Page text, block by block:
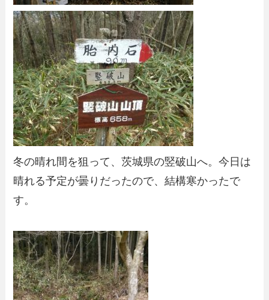
冬の晴れ間を狙って、茨城県の竪破山へ。今日は
晴れる予定が曇りだったので、結構寒かったで
す。